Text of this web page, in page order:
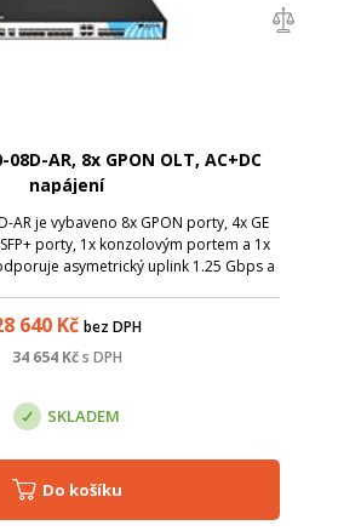
08D-AR, 8x GPON OLT, AC+DC
napájení
AR je vybaveno 8x GPON porty, 4x GE
porty, 1x konzolovým portem a 1x
asymetrický uplink 1.25 Gbps a
640Kč bez DPH
34 654Kč s DPH
SKLADEM
Do košíku